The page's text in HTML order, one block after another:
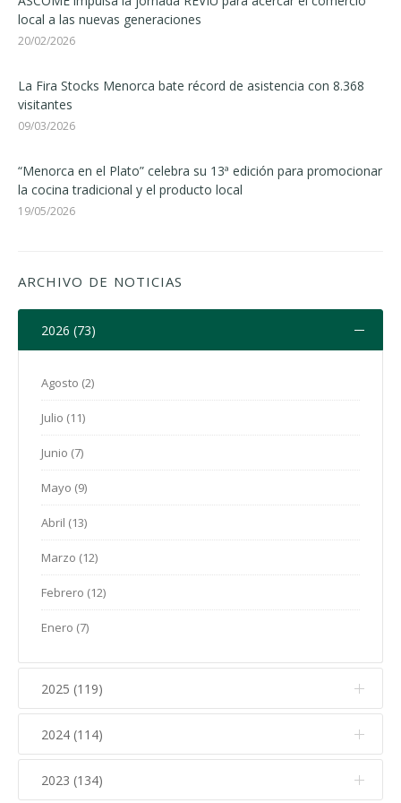
local a las nuevas generaciones
20/02/2026
La Fira Stocks Menorca bate récord de asistencia con 8.368
visitantes
09/03/2026
“Menorca en el Plato” celebra su 13ª edición para promocionar
la cocina tradicional y el producto local
19/05/2026
ARCHIVO DE NOTICIAS
2026 (73)
Agosto (2)
Julio (11)
Junio (7)
Mayo (9)
Abril (13)
Marzo (12)
Febrero (12)
Enero (7)
2025 (119)
Diciembre (12)
Noviembre (17)
2024 (114)
Diciembre (10)
2023 (134)